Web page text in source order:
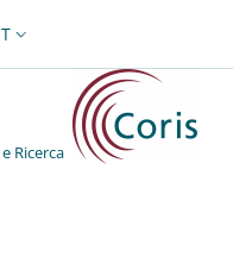
LINGUA:
Ricerca